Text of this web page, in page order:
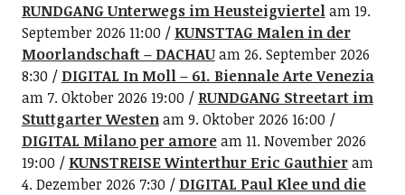
RUNDGANG Unterwegs im Heusteigviertelam 19.
September 2026 11:00
KUNSTTAG Malen in der
Moorlandschaft – DACHAUam 26. September 2026
8:30
DIGITAL In Moll – 61. Biennale Arte Venezia
am 7. Oktober 2026 19:00
RUNDGANG Streetart im
Stuttgarter Westenam 9. Oktober 2026 16:00
DIGITAL Milano per amoream 11. November 2026
19:00
KUNSTREISE Winterthur Eric Gauthieram
4. Dezember 2026 7:30
DIGITAL Paul Klee und die